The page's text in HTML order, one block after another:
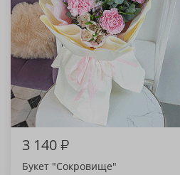
3 140₽
Букет "Сокровище"